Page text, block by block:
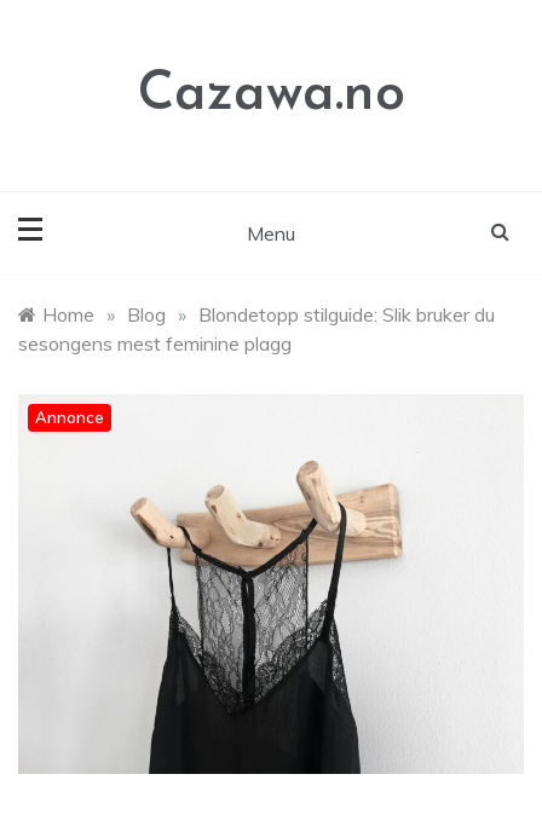
Cazawa.no
Menu
Home » Blog » Blondetopp stilguide: Slik bruker du
sesongens mest feminine plagg
Annonce